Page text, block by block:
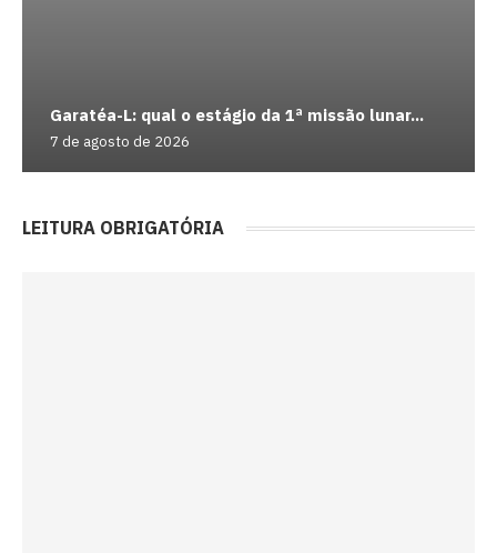
Garatéa-L: qual o estágio da 1ª missão lunar...
7 de agosto de 2026
LEITURA OBRIGATÓRIA